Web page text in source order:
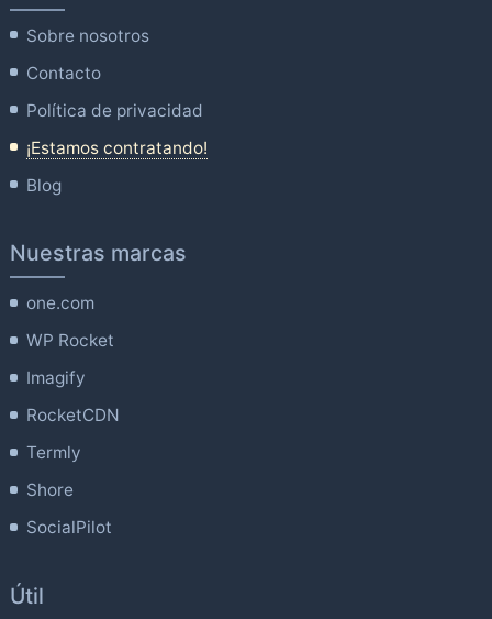
Sobre nosotros
Contacto
Política de privacidad
¡Estamos contratando!
Blog
Nuestras marcas
one.com
WP Rocket
Imagify
RocketCDN
Termly
Shore
SocialPilot
Útil